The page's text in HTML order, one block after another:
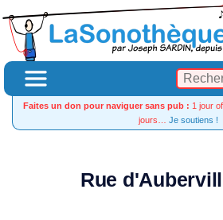
Faites un don pour naviguer sans pub : 1 jour
jours… Je soutiens !
Rue